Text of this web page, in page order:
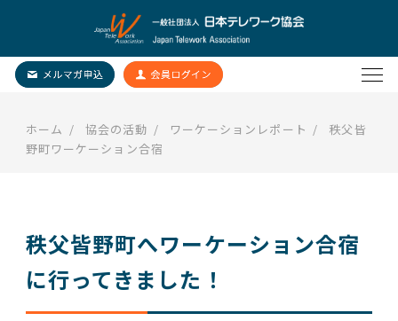
ホーム 協会の活動 ワーケーションレポート
秩父皆
野町ワーケーション合宿
秩父皆野町へワーケーション合宿
に行ってきました！